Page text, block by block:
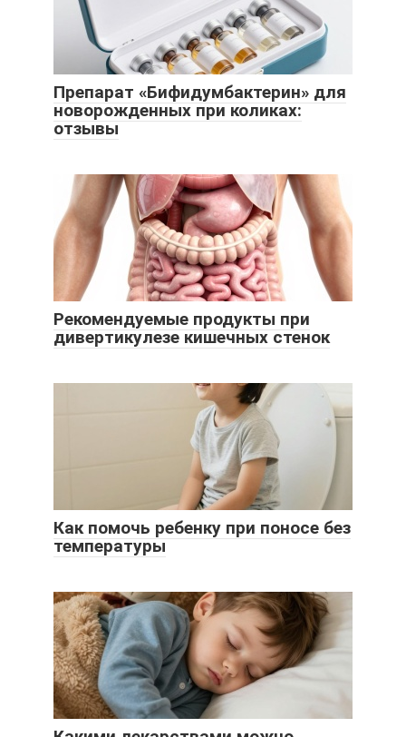
Препарат «Бифидумбактерин» для
новорожденных при коликах:
отзывы
Рекомендуемые продукты при
дивертикулезе кишечных стенок
Как помочь ребенку при поносе без
температуры